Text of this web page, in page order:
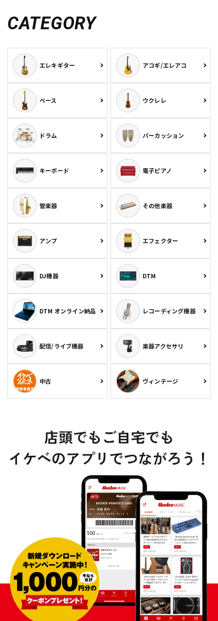
CATEGORY
エレキギター アコギ/エレアコ
ベース ウクレレ
ドラム パーカッション
キーボード 電子ピアノ
管楽器 その他楽器
アンプ エフェクター
DJ機器 DTM
DTM オンライン納品 レコーディング機器
配信/ライブ機器 楽器アクセサリ
中古 ヴィンテージ